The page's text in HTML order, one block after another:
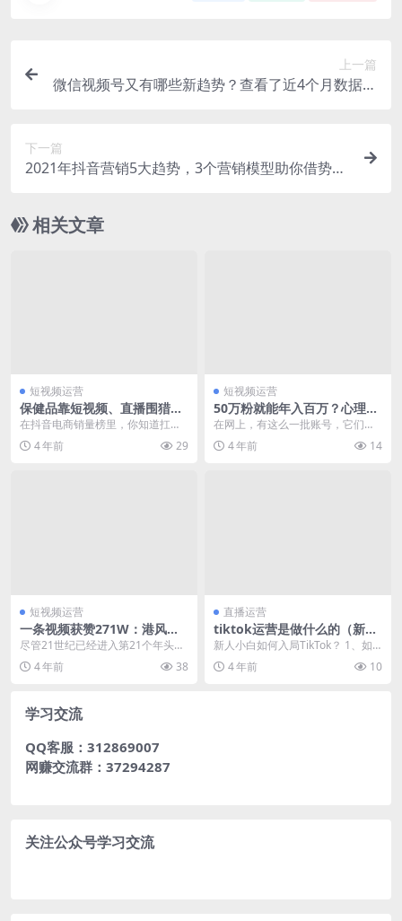
上一篇
微信视频号又有哪些新趋势？查看了近4个月数据后
下一篇
2021年抖音营销5大趋势，3个营销模型助你借势而
相关文章
短视频运营
保健品靠短视频、直播围猎年
轻人
在抖音电商销量榜里，你知道扛把
子的产品是什么吗？ 诺特兰德多维
维生素片。 &nb...
4 年前 29
短视频运营
50万粉就能年入百万？心理类
账号如何靠内容升级变现
在网上，有这么一批账号，它们非
常接地气，又看似非常“高端”。 它
们...4 年前 14
短视频运营
一条视频获赞271W：港风博
主如何在抖音制造爆款？
尽管21世纪已经进入第21个年头，
但每次看到上世纪八九十年代的香
港影视剧，还是会...
4 年前 38
直播运营
tiktok运营是做什么的（新人
小白如何入局TikTok？）
新人小白如何入局TikTok？ 1、如
何写出爆款文案？ 想要写出爆款文
案，首先要...
4 年前 10
学习交流
QQ客服：312869007
网赚交流群：37294287
关注公众号学习交流